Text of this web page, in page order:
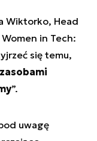
Wiktorko, Head
in Tech:
się temu,
”.
uwagę